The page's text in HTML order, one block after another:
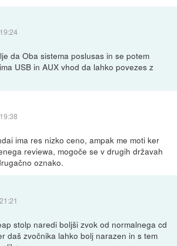
da Oba sistema poslusas in se potem
USB in AUX vhod da lahko povezes z
ima res nizko ceno, ampak me moti ker
reviewa, mogoče se v drugih državah
oznako.
stolp naredi boljši zvok od normalnega cd
daš zvočnika lahko bolj narazen in s tem